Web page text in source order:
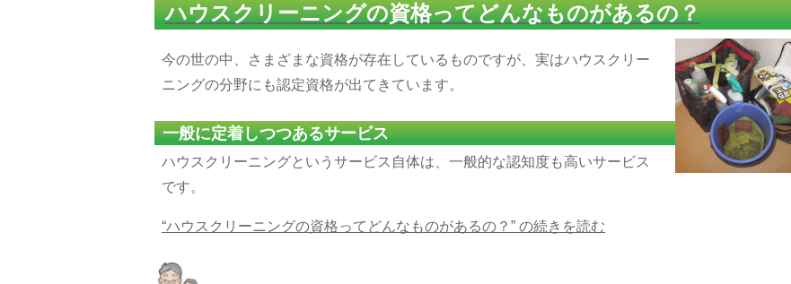
ハウスクリーニングの資格ってどんなものがあるの？
今の世の中、さまざまな資格が存在しているものですが、実はハウスクリー
ニングの分野にも認定資格が出てきています。
一般に定着しつつあるサービス
ハウスクリーニングというサービス自体は、一般的な認知度も高いサービス
です。
“ハウスクリーニングの資格ってどんなものがあるの？” の続きを読む